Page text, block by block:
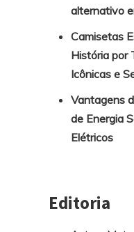
alternativo
Camisetas
História por
Icônicas e
Vantagens
de Energia
Elétricos
Editoria